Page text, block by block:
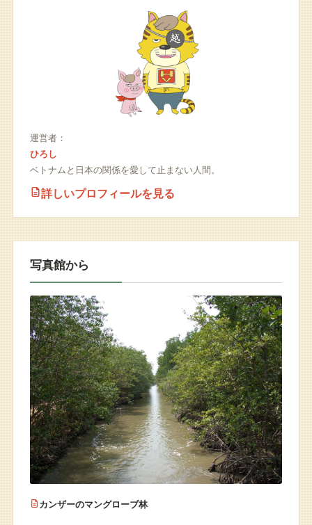
運営者：
ひろし
ベトナムと日本の関係を愛して止まない人間。
詳しいプロフィールを見る
写真館から
カンザーのマングローブ林